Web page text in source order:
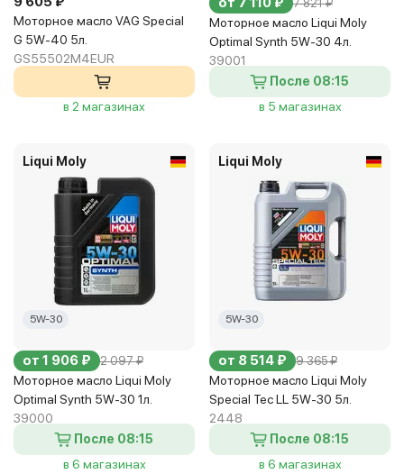
Моторное масло VAG Special
G 5W-40 5л.
GS55502M4EUR
в 2 магазинах
7 821 ₽
Моторное масло Liqui Moly
Optimal Synth 5W-30 4л.
39001
После 08:15
в 5 магазинах
Liqui Moly
5W-30
от 1 906 ₽ 2 097 ₽
Моторное масло Liqui Moly
Optimal Synth 5W-30 1л.
39000
После 08:15
в 6 магазинах
Liqui Moly
5W-30
от 8 514 ₽ 9 365 ₽
Моторное масло Liqui Moly
Special Tec LL 5W-30 5л.
2448
После 08:15
в 6 магазинах